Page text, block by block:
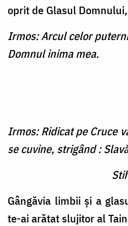
oprit de Glasul
Irmos: Arcul celor
Domnul inima mea.
Irmos: Ridicat pe Cruce
se cuvine, strigând :
Gângăvia limbii şi a
te-ai arătat slujitor al